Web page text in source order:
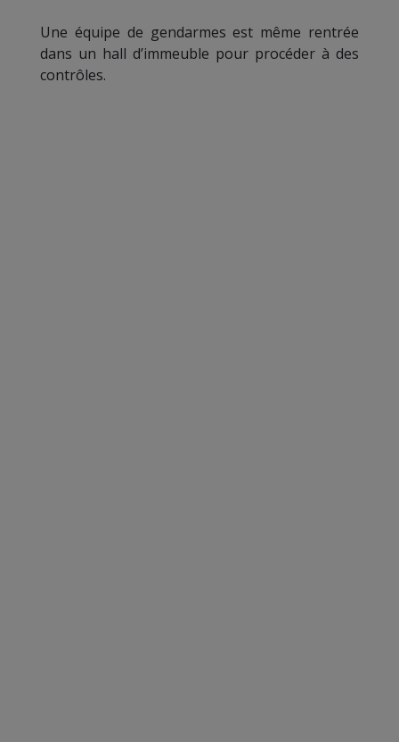
Une équipe de gendarmes est même rentrée
dans un hall d’immeuble pour procéder à des
contrôles.